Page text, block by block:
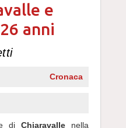
e
anni
Cronaca
di Chiaravalle nella